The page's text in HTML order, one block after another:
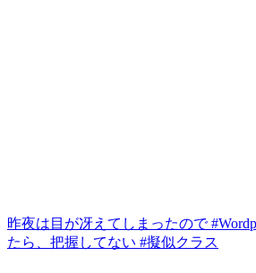
昨夜は目が冴えてしまったので
たら、把握してない #擬似クラス